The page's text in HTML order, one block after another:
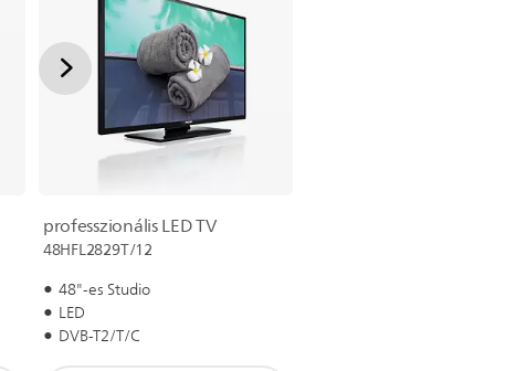
professzionális LED TV
48HFL2829T/12
48"-es Studio
LED
DVB-T2/T/C